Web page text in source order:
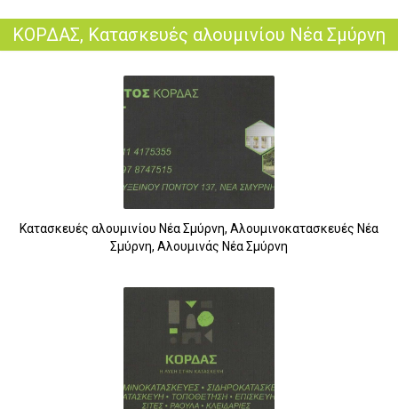
ΚΟΡΔΑΣ, Κατασκευές αλουμινίου Νέα Σμύρνη
Κατασκευές αλουμινίου Νέα Σμύρνη, Αλουμινοκατασκευές Νέα
Σμύρνη, Αλουμινάς Νέα Σμύρνη